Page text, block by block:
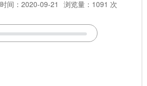
时间：2020-09-21 浏览量：1091 次